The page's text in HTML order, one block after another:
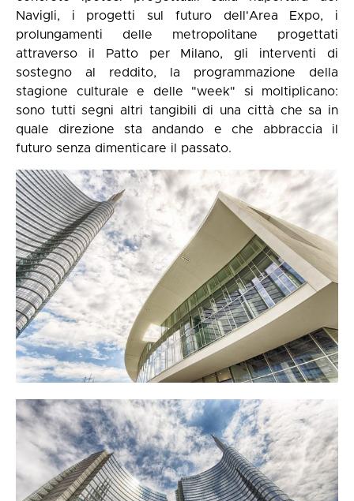
Navigli, i progetti sul futuro dell'Area Expo, i
prolungamenti delle metropolitane progettati
attraverso il Patto per Milano, gli interventi di
sostegno al reddito, la programmazione della
stagione culturale e delle "week" si moltiplicano:
sono tutti segni altri tangibili di una città che sa in
quale direzione sta andando e che abbraccia il
futuro senza dimenticare il passato.